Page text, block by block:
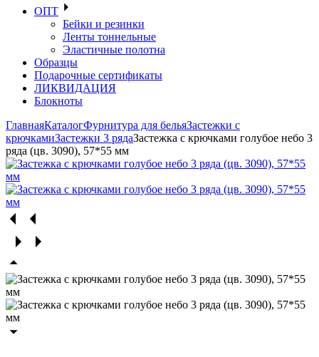
ОПТ
Бейки и резинки
Ленты тоннельные
Эластичные полотна
Образцы
Подарочные сертификаты
ЛИКВИДАЦИЯ
Блокноты
ГлавнаяКаталогФурнитура для бельяЗастежки с
крючкамиЗастежки 3 рядаЗастежка с крючками голубое небо 3
ряда (цв. 3090), 57*55 мм